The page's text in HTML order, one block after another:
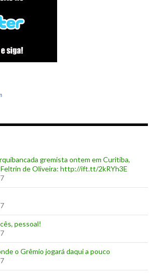
gremista ontem em Curitiba,
Feltrin de Oliveira: http://ift.tt/2kRYh3E
pessoal!
o Grêmio jogará daqui a pouco